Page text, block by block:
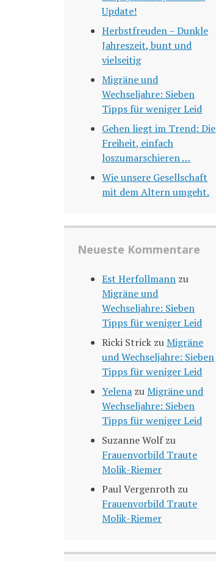
Update!
Herbstfreuden – Dunkle
Jahreszeit, bunt und
vielseitig
Migräne und
Wechseljahre: Sieben
Tipps für weniger Leid
Gehen liegt im Trend: Die
Freiheit, einfach
loszumarschieren …
Wie unsere Gesellschaft
mit dem Altern umgeht.
Neueste Kommentare
Est Herfollmann zu
Migräne und
Wechseljahre: Sieben
Tipps für weniger Leid
Ricki Strick zuMigräne
und Wechseljahre: Sieben
Tipps für weniger Leid
Yelena zuMigräne und
Wechseljahre: Sieben
Tipps für weniger Leid
Suzanne Wolfzu
Frauenvorbild Traute
Molik-Riemer
Paul Vergenroth zu
Frauenvorbild Traute
Molik-Riemer